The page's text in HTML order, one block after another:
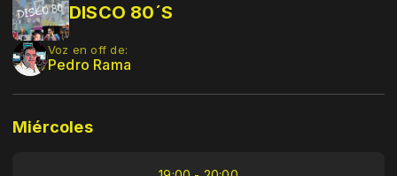
DISCO 80´S
Voz en off de:
Pedro Rama
Miércoles